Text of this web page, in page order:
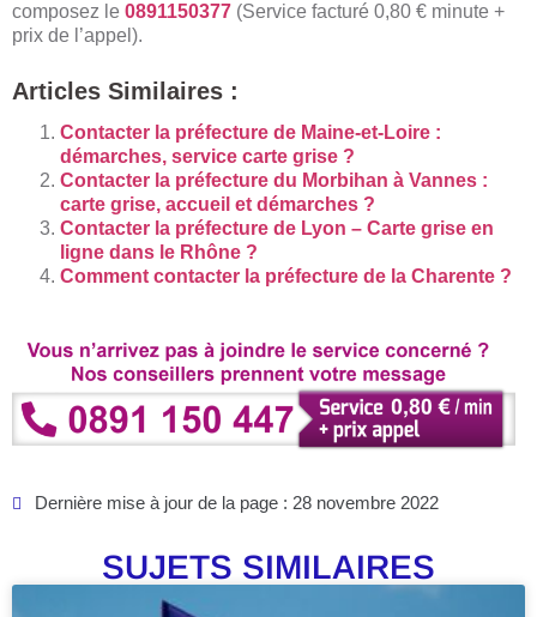
composez le 0891150377 (Service facturé 0,80 € minute +
prix de l’appel).
Articles Similaires :
Contacter la préfecture de Maine-et-Loire :
démarches, service carte grise ?
Contacter la préfecture du Morbihan à Vannes :
carte grise, accueil et démarches ?
Contacter la préfecture de Lyon – Carte grise en
ligne dans le Rhône ?
Comment contacter la préfecture de la Charente ?
Dernière mise à jour de la page : 28 novembre 2022
SUJETS SIMILAIRES